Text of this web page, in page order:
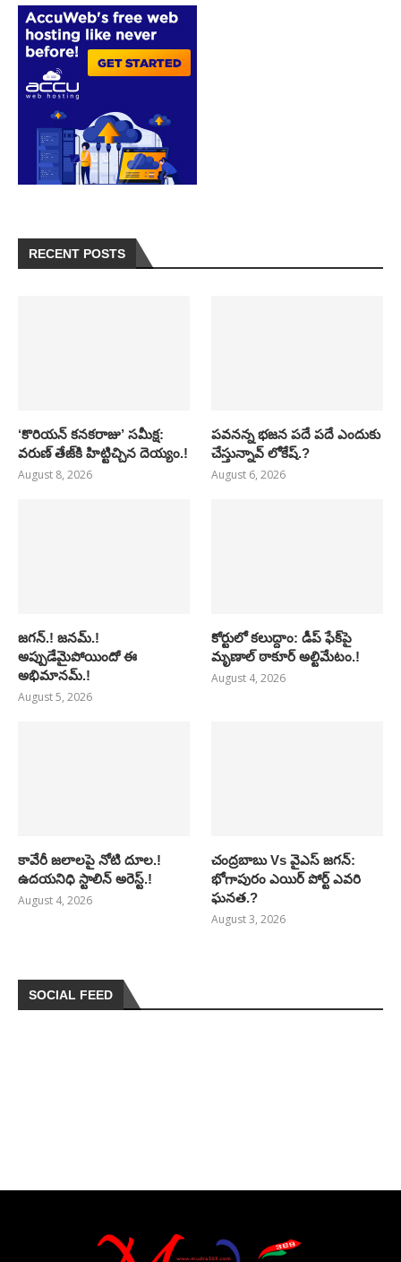
RECENT POSTS
‘కొరియన్ కనకరాజు’ సమీక్ష:
వరుణ్ తేజ్‌కి హిట్టిచ్చిన దెయ్యం.!
August 8, 2026
పవనన్న భజన పదే పదే ఎందుకు
చేస్తున్నావ్ లోకేష్.?
August 6, 2026
జగన్.! జనమ్.!
అప్పుడేమైపోయిందో ఈ
అభిమానమ్.!
August 5, 2026
కోర్టులో కలుద్దాం: డీప్ ఫేక్‌పై
మృణాల్ ఠాకూర్ అల్టిమేటం.!
August 4, 2026
కావేరీ జలాలపై నోటి దూల.!
ఉదయనిధి స్టాలిన్ అరెస్ట్.!
August 4, 2026
చంద్రబాబు Vs వైఎస్ జగన్:
భోగాపురం ఎయిర్ పోర్ట్ ఎవరి
ఘనత.?
August 3, 2026
SOCIAL FEED